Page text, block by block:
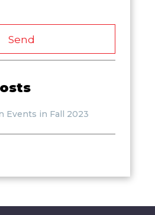
Send
Events in Fall 2023